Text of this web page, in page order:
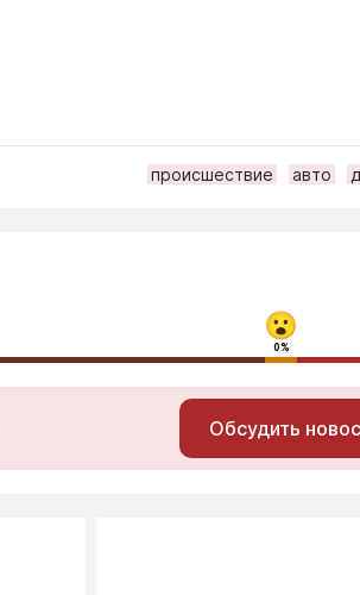
происшествие авто
0%
Обсудить